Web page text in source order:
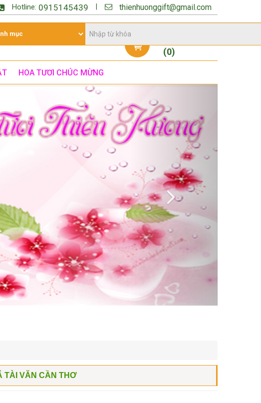
Hotline: 0915145439 thienhuonggift@gmail.com
(0)
HOA TƯƠI CHÚC MỪNG
TÀI VĂN CẦN THƠ